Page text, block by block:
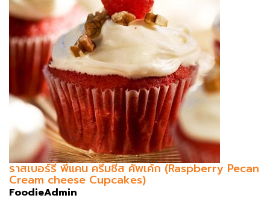
ราสเบอร์รี่ พีแคน ครีมชีส คัพเค้ก (Raspberry Pecan
Cream cheese Cupcakes)
FoodieAdmin